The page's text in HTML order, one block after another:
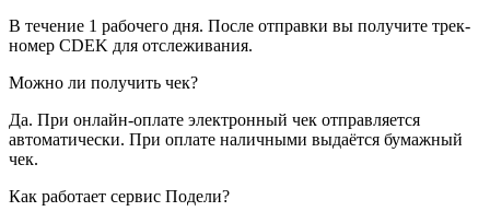
В течение 1 рабочего дня. После отправки вы получите трек-
номер CDEK для отслеживания.
Можно ли получить чек?
Да. При онлайн-оплате электронный чек отправляется
автоматически. При оплате наличными выдаётся бумажный
чек.
Как работает сервис Подели?